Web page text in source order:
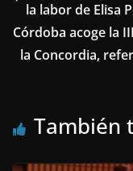
la labor de Elisa
Córdoba acoge la
la Concordia,
También